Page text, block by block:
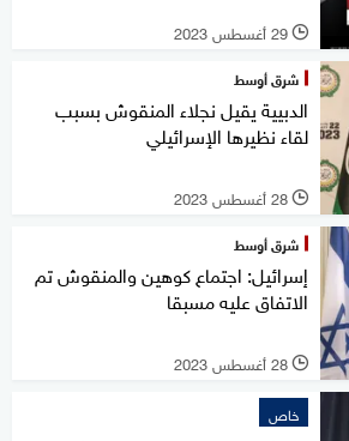
l 29 أغسطس 2023
شرق أوسط
الدبيية يقيل نجلاء المنقوش بسبب
لقاء نظيرها الإسرائيلي
l 28 أغسطس 2023
شرق أوسط
إسرائيل: اجتماع كوهين والمنقوش تم
الاتفاق عليه مسبقا
l 28 أغسطس 2023
خاص